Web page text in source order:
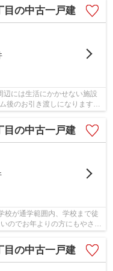
目の中古一戸建
辺には生活にかかせない施設
後のお引き渡しになります。
目の中古一戸建
校が通学範囲内、学校まで徒
のでお年よりの方にもやさし
目の中古一戸建